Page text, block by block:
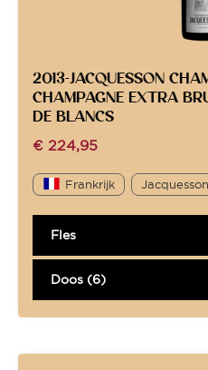
2013-JACQUESSON
CHAMPAGNE EXTRA
DE BLANCS
€ 224,95
Frankrijk Jacquesson
Fles
Doos (6)